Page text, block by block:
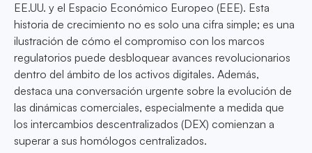
EE.UU. y el Espacio Económico Europeo (EEE). Esta
historia de crecimiento no es solo una cifra simple; es una
ilustración de cómo el compromiso con los marcos
regulatorios puede desbloquear avances revolucionarios
dentro del ámbito de los activos digitales. Además,
destaca una conversación urgente sobre la evolución de
las dinámicas comerciales, especialmente a medida que
los intercambios descentralizados (DEX) comienzan a
superar a sus homólogos centralizados.